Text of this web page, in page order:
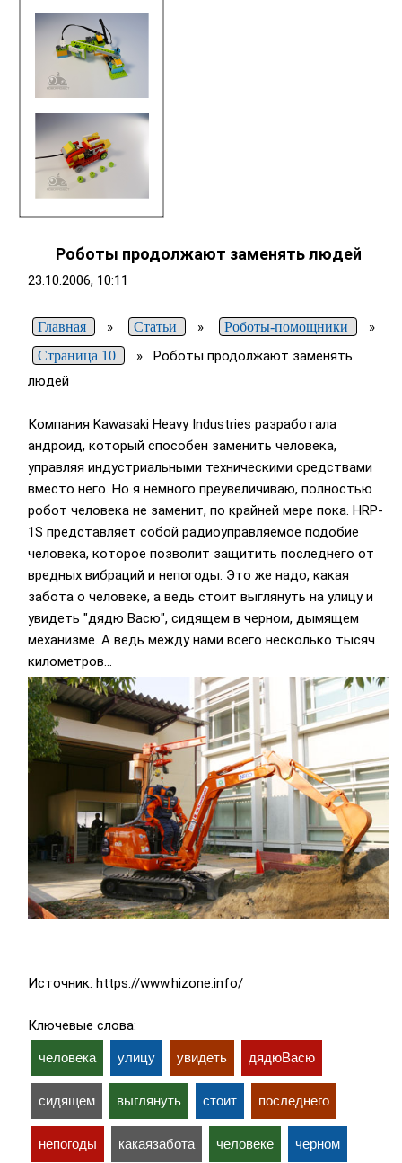
Роботы продолжают заменять людей
23.10.2006, 10:11
Главная » Статьи » Роботы-помощники »
Страница 10 » Роботы продолжают заменять
людей
Компания Kawasaki Heavy Industries разработала
андроид, который способен заменить человека,
управляя индустриальными техническими средствами
вместо него. Но я немного преувеличиваю, полностью
робот человека не заменит, по крайней мере пока. HRP-
1S представляет собой радиоуправляемое подобие
человека, которое позволит защитить последнего от
вредных вибраций и непогоды. Это же надо, какая
забота о человеке, а ведь стоит выглянуть на улицу и
увидеть "дядю Васю", сидящем в черном, дымящем
механизме. А ведь между нами всего несколько тысяч
километров…
Источник: https://www.hizone.info/
Ключевые слова:
человека улицу увидеть дядюВасю
сидящем выглянуть стоит последнего
непогоды какаязабота человеке черном